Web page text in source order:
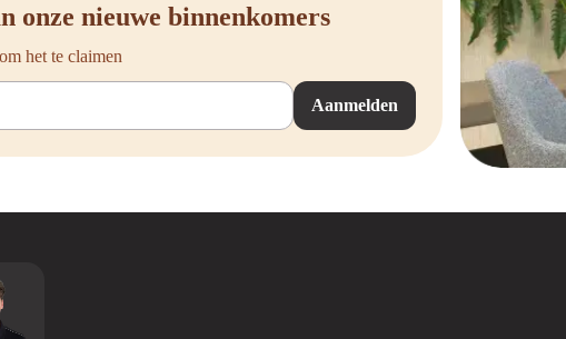
onze nieuwe binnenkomers
het te claimen
Aanmelden